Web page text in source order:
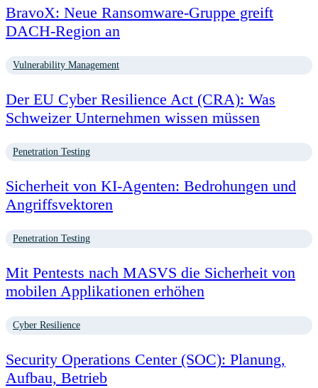
BravoX: Neue Ransomware-Gruppe greift
DACH-Region an
Vulnerability Management
Der EU Cyber Resilience Act (CRA): Was
Schweizer Unternehmen wissen müssen
Penetration Testing
Sicherheit von KI-Agenten: Bedrohungen und
Angriffsvektoren
Penetration Testing
Mit Pentests nach MASVS die Sicherheit von
mobilen Applikationen erhöhen
Cyber Resilience
Security Operations Center (SOC): Planung,
Aufbau, Betrieb